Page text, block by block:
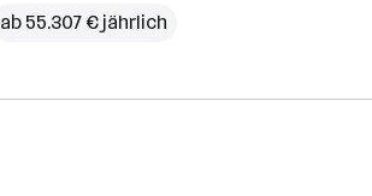
ab 55.307 € jährlich